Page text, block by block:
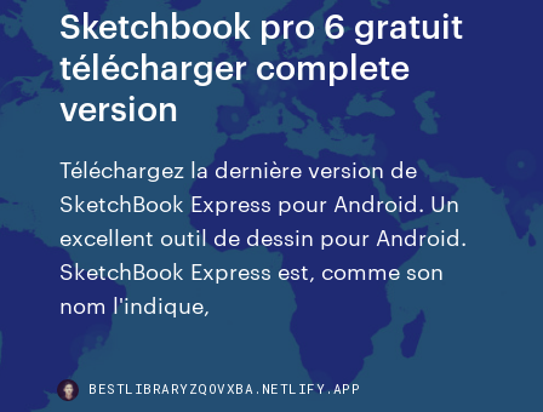
Sketchbook pro 6 gratuit
télécharger complete
version
Téléchargez la dernière version de
SketchBook Express pour Android. Un
excellent outil de dessin pour Android.
SketchBook Express est, comme son
nom l'indique,
BESTLIBRARYZQOVXBA.NETLIFY.APP